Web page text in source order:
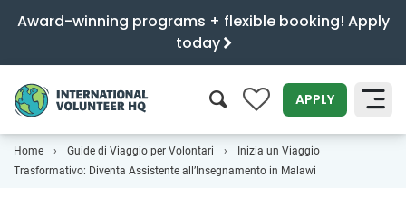
Award-winning programs + flexible booking! Apply
today
0 APPLY
Home Guide di Viaggio per Volontari
Inizia un Viaggio
Trasformativo: Diventa Assistente all’Insegnamento in Malawi